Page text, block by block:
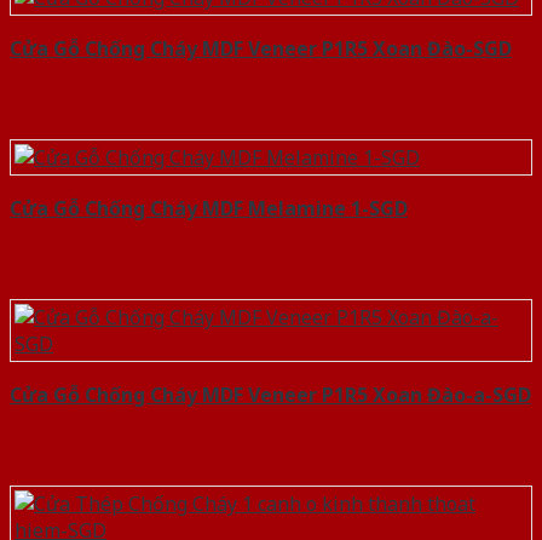
Cửa Gỗ Chống Cháy MDF Veneer P1R5 Xoan Đào-SGD
Cửa Gỗ Chống Cháy MDF Melamine 1-SGD
Cửa Gỗ Chống Cháy MDF Veneer P1R5 Xoan Đào-a-SGD